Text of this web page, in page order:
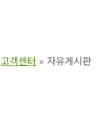
고객센터 자유게시판